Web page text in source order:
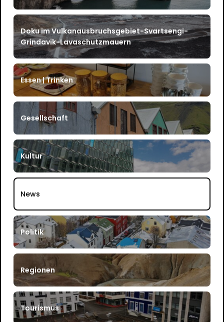
Doku im Vulkanausbruchsgebiet-Svartsengi-
Grindavik-Lavaschutzmauern
Essen | Trinken
Gesellschaft
Kultur
News
Politik
Regionen
Tourismus